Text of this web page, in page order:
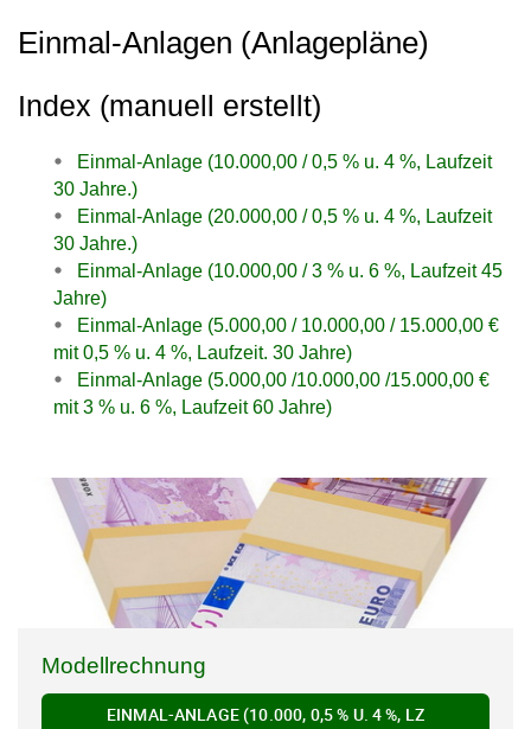
Einmal-Anlagen (Anlagepläne)
Index (manuell erstellt)
Einmal-Anlage (10.000,00 / 0,5 % u. 4 %, Laufzeit
30 Jahre.)
Einmal-Anlage (20.000,00 / 0,5 % u. 4 %, Laufzeit
30 Jahre.)
Einmal-Anlage (10.000,00 / 3 % u. 6 %, Laufzeit 45
Jahre)
Einmal-Anlage (5.000,00 / 10.000,00 / 15.000,00 €
mit 0,5 % u. 4 %, Laufzeit. 30 Jahre)
Einmal-Anlage (5.000,00 /10.000,00 /15.000,00 €
mit 3 % u. 6 %, Laufzeit 60 Jahre)
Modellrechnung
EINMAL-ANLAGE (10.000, 0,5 % U. 4 %, LZ